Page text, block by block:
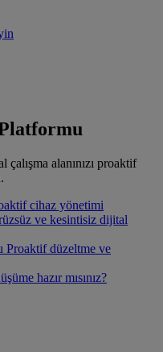
alanınızı proaktif
cihaz yönetimi
ve kesintisiz dijital
Proaktif düzeltme ve
hazır mısınız?